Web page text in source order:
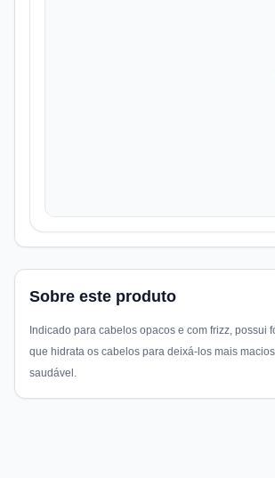
Sobre este produto
Indicado para cabelos opacos e com frizz, possui
que hidrata os cabelos para deixá-los mais
saudável.